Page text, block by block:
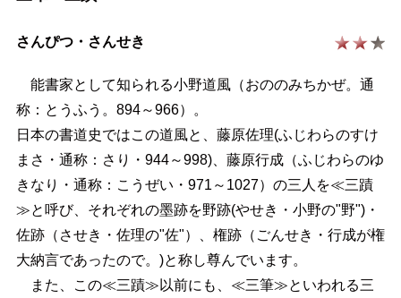
さんぴつ・さんせき
能書家として知られる小野道風（おののみちかぜ。通
称：とうふう。894～966）。
日本の書道史ではこの道風と、藤原佐理(ふじわらのすけ
まさ・通称：さり・944～998)、藤原行成（ふじわらのゆ
きなり・通称：こうぜい・971～1027）の三人を≪三蹟
≫と呼び、それぞれの墨跡を野跡(やせき・小野の"野")・
佐跡（させき・佐理の"佐"）、権跡（ごんせき・行成が権
大納言であったので。)と称し尊んでいます。
また、この≪三蹟≫以前にも、≪三筆≫といわれる三